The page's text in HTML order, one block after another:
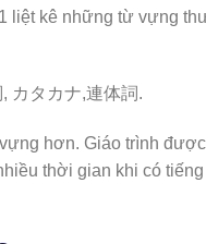
liệt kê những từ vựng
カタカナ,連体詞.
hơn. Giáo trình
thời gian khi có